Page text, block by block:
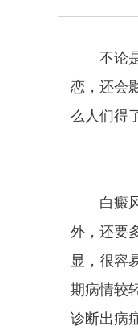
不论
恋，还会
么人们得
白癜
外，还要
显，很容
期病情较
诊断出病